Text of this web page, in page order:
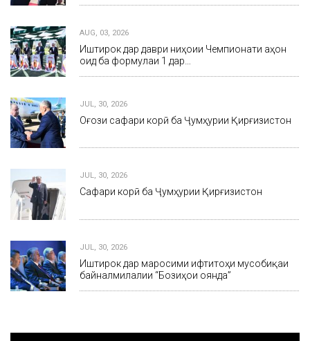
AUG, 03, 2026
Иштирок дар даври ниҳоии Чемпионати ҷаҳон
оид ба формулаи 1 дар…
JUL, 30, 2026
Оғози сафари корӣ ба Ҷумҳурии Қирғизистон
JUL, 30, 2026
Сафари корӣ ба Ҷумҳурии Қирғизистон
JUL, 30, 2026
Иштирок дар маросими ифтитоҳи мусобиқаи
байналмилалии “Бозиҳои оянда”